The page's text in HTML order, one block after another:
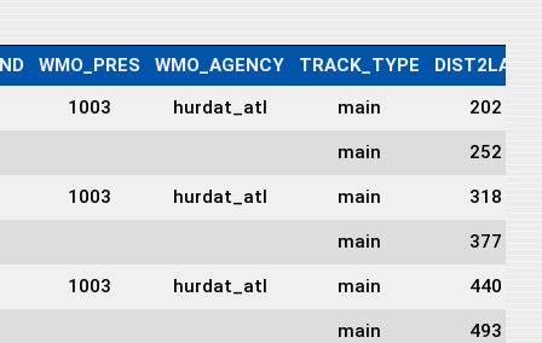
WMO_PRES WMO_AGENCY TRACK_TYPE
DIST2LAND
1003
hurdat_atl main 202
main 252
1003 hurdat_atl main 318
main 377
1003 hurdat_atl main 440
main 493